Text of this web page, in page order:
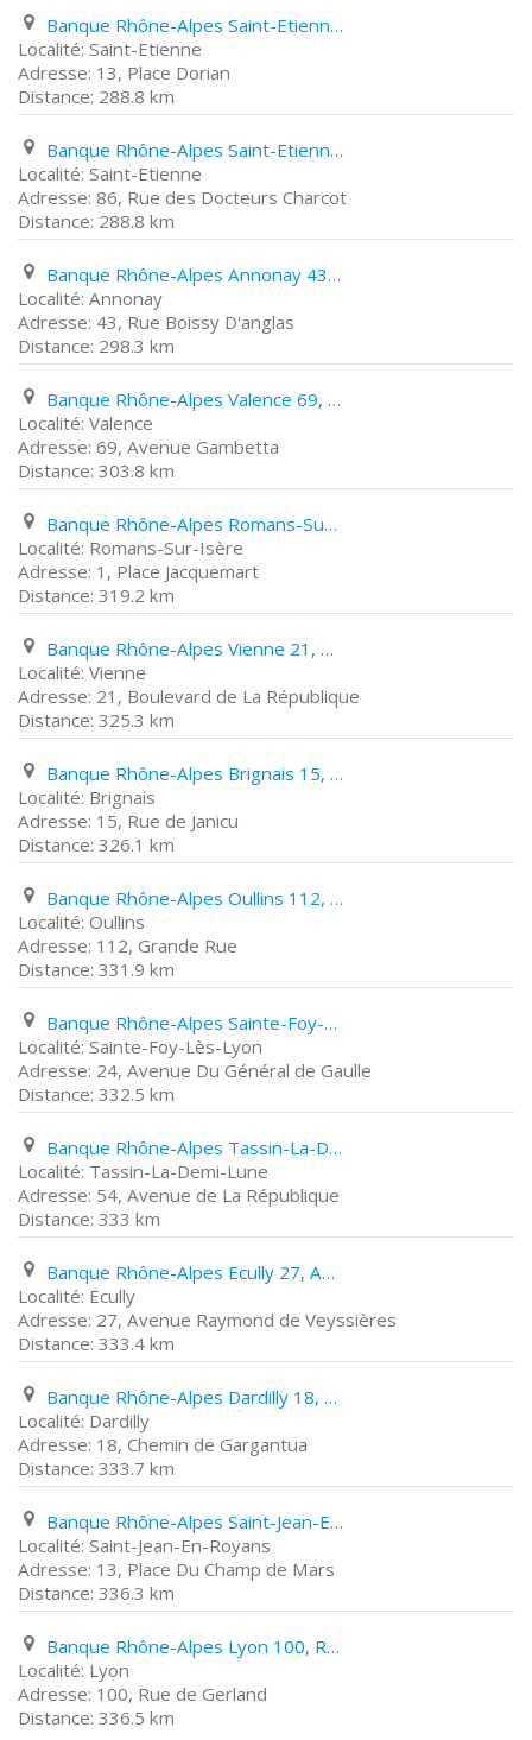
Banque Rhône-Alpes Saint-Etienne 13, Place Dorian
Saint-Etienne
13, Place Dorian
288.8 km
Banque Rhône-Alpes Saint-Etienne 86, Rue des Docteurs Charcot
Saint-Etienne
86, Rue des Docteurs Charcot
288.8 km
Banque Rhône-Alpes Annonay 43, Rue Boissy D'anglas
Annonay
43, Rue Boissy D'anglas
298.3 km
Banque Rhône-Alpes Valence 69, Avenue Gambetta
Valence
69, Avenue Gambetta
303.8 km
Banque Rhône-Alpes Romans-Sur-Isère 1, Place Jacquemart
Romans-Sur-Isère
1, Place Jacquemart
319.2 km
Banque Rhône-Alpes Vienne 21, Boulevard de La République
Vienne
21, Boulevard de La République
325.3 km
Banque Rhône-Alpes Brignais 15, Rue de Janicu
Brignais
15, Rue de Janicu
326.1 km
Banque Rhône-Alpes Oullins 112, Grande Rue
Oullins
112, Grande Rue
331.9 km
Banque Rhône-Alpes Sainte-Foy-Lès-Lyon 24, Avenue Du Général de Gaulle
Sainte-Foy-Lès-Lyon
24, Avenue Du Général de Gaulle
332.5 km
Banque Rhône-Alpes Tassin-La-Demi-Lune 54, Avenue de La République
Tassin-La-Demi-Lune
54, Avenue de La République
333 km
Banque Rhône-Alpes Ecully 27, Avenue Raymond de Veyssières
Ecully
27, Avenue Raymond de Veyssières
333.4 km
Banque Rhône-Alpes Dardilly 18, Chemin de Gargantua
Dardilly
18, Chemin de Gargantua
333.7 km
Banque Rhône-Alpes Saint-Jean-En-Royans 13, Place Du Champ de Mars
Saint-Jean-En-Royans
13, Place Du Champ de Mars
336.3 km
Banque Rhône-Alpes Lyon 100, Rue de Gerland
Lyon
100, Rue de Gerland
336.5 km